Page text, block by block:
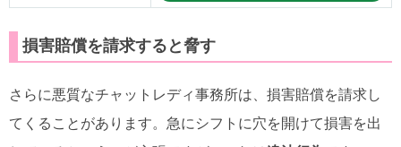
損害賠償を請求すると脅す
さらに悪質なチャットレディ事務所は、損害賠償を請求し
てくることがあります。急にシフトに穴を開けて損害を出